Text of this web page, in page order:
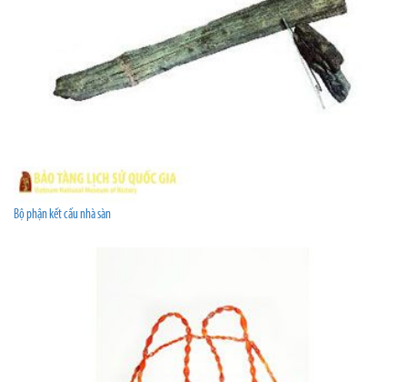
Bộ phận kết cấu nhà sàn